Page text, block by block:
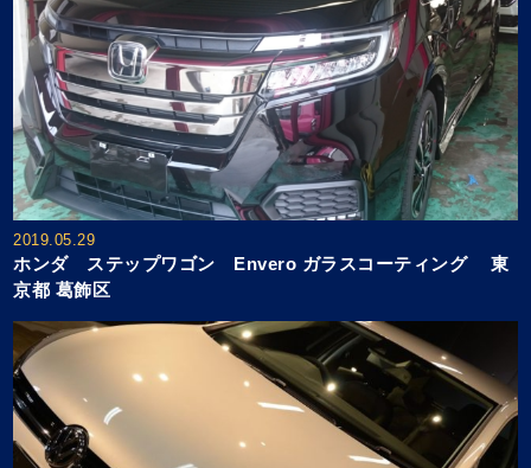
2019.05.29
ホンダ ステップワゴン Envero ガラスコーティング 東
京都 葛飾区